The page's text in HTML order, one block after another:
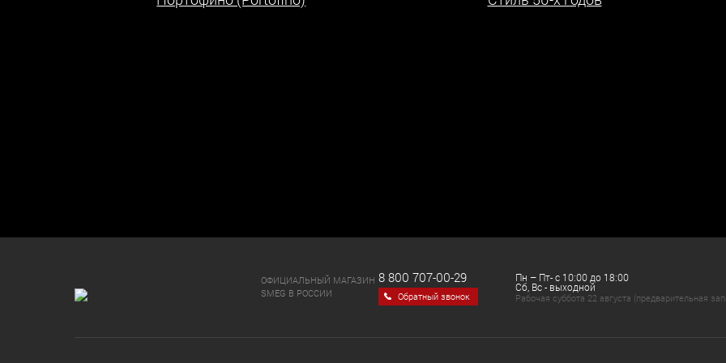
ОФИЦИАЛЬНЫЙ МАГАЗИН
SMEG В РОССИИ
8 800 707-00-29
Обратный звонок
Пн – Пт- с 10:00 до 18:00
Сб, Вс - выходной
Рабочая суббота 22 августа (предварительная